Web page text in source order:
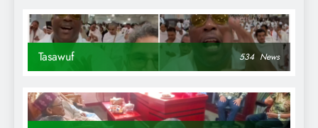
Tasawuf 534 News